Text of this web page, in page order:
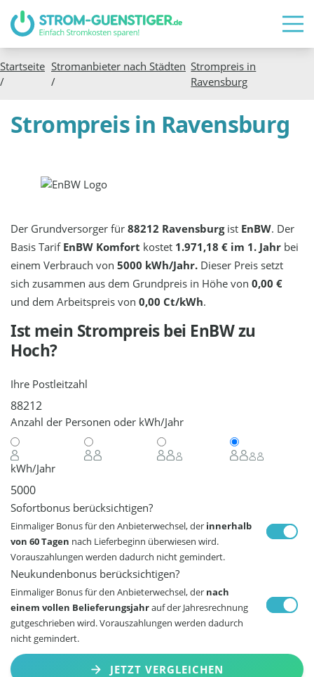
Startseite
/
Stromanbieter nach Städten
/
Strompreis in
Ravensburg
Strompreis in Ravensburg
Der Grundversorger für88212 Ravensburgist EnBW. Der
Basis Tarif EnBW Komfort kostet 1.971,18 € im 1. Jahr bei
einem Verbrauch von5000 kWh/Jahr. Dieser Preis setzt
sich zusammen aus dem Grundpreis in Höhe von0,00 €
und dem Arbeitspreis von0,00 Ct/kWh.
Ist mein Strompreis bei EnBWzu
Hoch?
Ihre Postleitzahl
Anzahl der Personen oder kWh/Jahr
kWh/Jahr
Sofortbonus berücksichtigen?
Einmaliger Bonus für den Anbieterwechsel, der innerhalb
von 60 Tagen nach Lieferbeginn überwiesen wird.
Vorauszahlungen werden dadurch nicht gemindert.
Neukundenbonus berücksichtigen?
Einmaliger Bonus für den Anbieterwechsel, der nach
einem vollen Belieferungsjahrauf der Jahresrechnung
gutgeschrieben wird. Vorauszahlungen werden dadurch
nicht gemindert.
JETZT VERGLEICHEN